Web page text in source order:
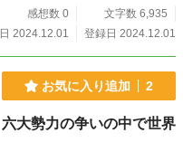
感想数 0
文字数 6,935
2024.12.01
登録日 2024.12.01
お気に入り追加 2
大勢力の争いの中で世界